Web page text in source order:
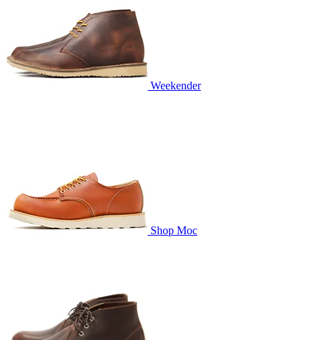
Weekender
Shop Moc